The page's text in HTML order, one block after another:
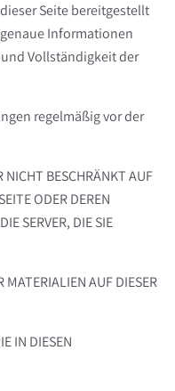
Seite bereitgestellt
Informationen
Vollständigkeit der
regelmäßig vor der
BESCHRÄNKT AUF S
ODER DEREN F
DIE SIE BE
AUF DIESER
IN DIESEN